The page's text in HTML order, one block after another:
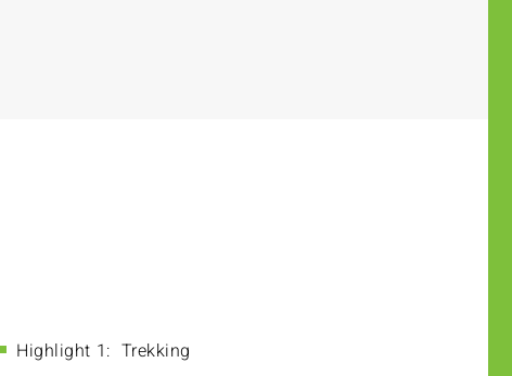
Highlight 1: Trekking